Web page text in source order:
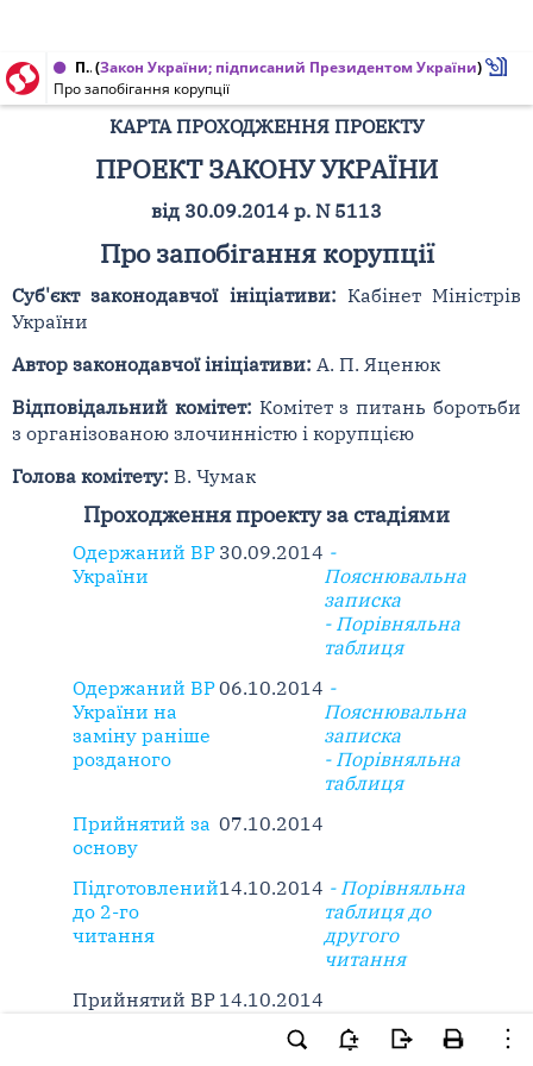
Проект Закону України від 14.10.2014 № 5113(Закон України; підписаний Президентом України)
Про запобігання корупції